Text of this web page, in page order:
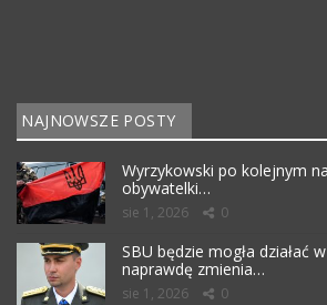
NAJNOWSZE POSTY
Wyrzykowski po kolejnym
obywatelki…
sie 1, 2026 0
SBU będzie mogła działać
naprawdę zmienia…
sie 1, 2026 0